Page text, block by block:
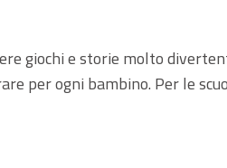
giochi e storie molto
per ogni bambino. Per le